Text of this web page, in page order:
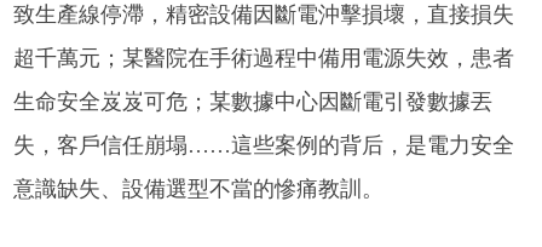
致生產線停滯，精密設備因斷電沖擊損壞，直接損失
超千萬元；某醫院在手術過程中備用電源失效，患者
生命安全岌岌可危；某數據中心因斷電引發數據丟
失，客戶信任崩塌……這些案例的背后，是電力安全
意識缺失、設備選型不當的慘痛教訓。